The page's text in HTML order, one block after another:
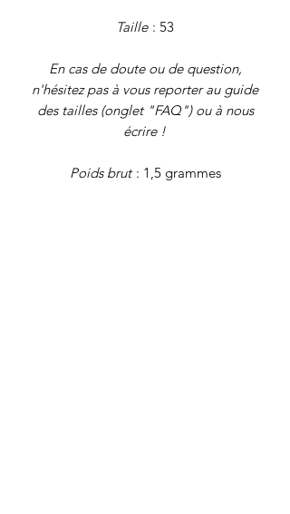
Taille : 53
En cas de doute ou de question,
n'hésitez pas à vous reporter au guide
des tailles (onglet "FAQ") ou à nous
écrire !
Poids brut: 1,5 grammes